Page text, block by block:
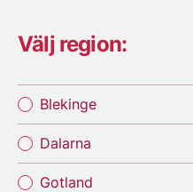
Välj region:
Blekinge
Dalarna
Gotland